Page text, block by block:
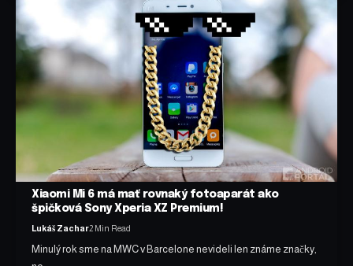
Xiaomi Mi 6 má mať rovnaký fotoaparát ako
špičková Sony Xperia XZ Premium!
Lukáš Zachar2 Min Read
Minulý rok sme na MWC v Barcelone nevideli len známe značky,